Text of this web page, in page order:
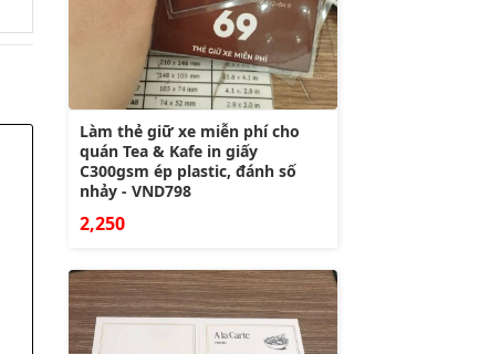
Làm thẻ giữ xe miễn phí cho
quán Tea & Kafe in giấy
C300gsm ép plastic, đánh số
nhảy - VND798
2,250